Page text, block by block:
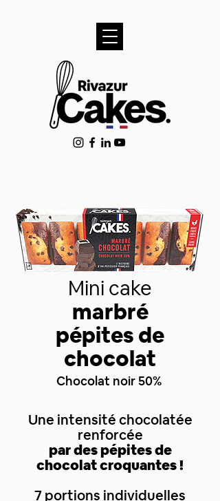
Mini cake
marbré
pépites de
chocolat
Chocolat noir 50%
Une intensité chocolatée
renforcée
par des pépites de
chocolat croquantes !
7 portions individuelles